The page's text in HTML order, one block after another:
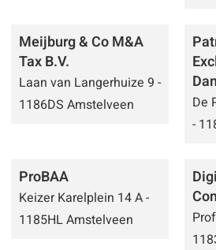
Meijburg & Co M&A
Tax B.V.
Laan van Langerhuize 9 -
1186DS Amstelveen
De
-
ProBAA
Keizer Karelplein 14 A -
1185HL Amstelveen